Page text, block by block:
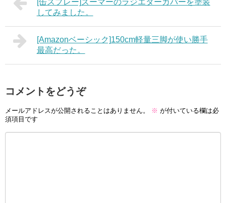
してみました。
[Amazonベーシック]150cm軽量三脚が使い勝手
最高だった。
コメントをどうぞ
メールアドレスが公開されることはありません。 ※ が付いている欄は必
須項目です